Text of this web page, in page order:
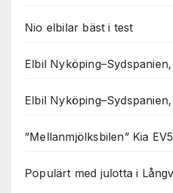
Nio elbilar bäst i test
Elbil
Elbil
”Mellanmjölksbilen” Kia EV5
Populärt med julotta i